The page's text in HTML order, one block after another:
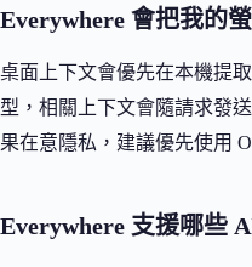
Everywhere 會把我的
桌面上下文會優先在本機提
型，相關上下文會隨請求發
果在意隱私，建議優先使用
Everywhere 支援哪些